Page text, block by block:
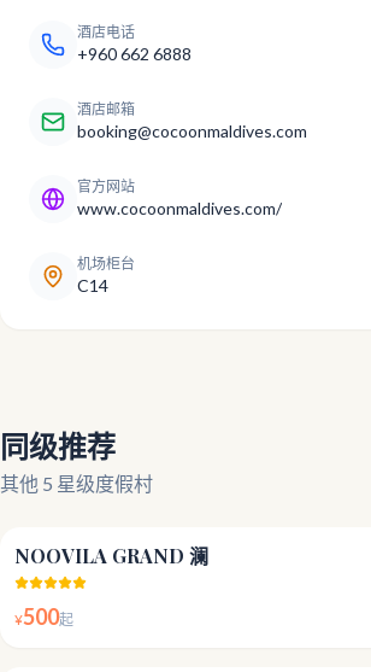
酒店电话
+960 662 6888
酒店邮箱
booking@cocoonmaldives.com
官方网站
www.cocoonmaldives.com/
机场柜台
C14
同级推荐
其他 5 星级度假村
NOOVILA GRAND 澜
¥500起